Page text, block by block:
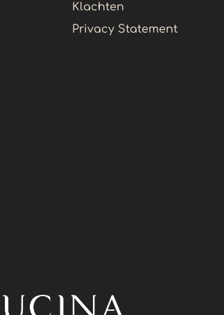
Klachten
Privacy Statement